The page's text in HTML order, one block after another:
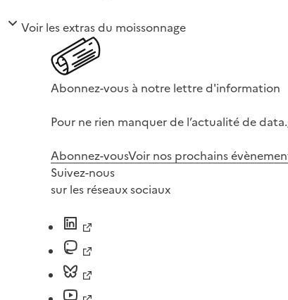
Voir les extras du moissonnage
Abonnez-vous à notre lettre d'information
Pour ne rien manquer de l’actualité de
Abonnez-vousVoir nos prochains
Suivez-nous
sur les réseaux sociaux